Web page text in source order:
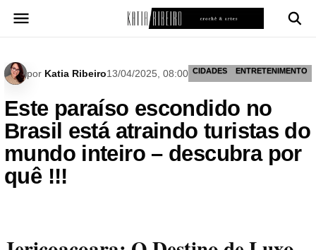
para
por Katia Ribeiro13/04/2025, 08:00 CIDADES ENTRETENIMENTO
Este paraíso escondido no
Brasil está atraindo turistas do
mundo inteiro – descubra por
quê !!!